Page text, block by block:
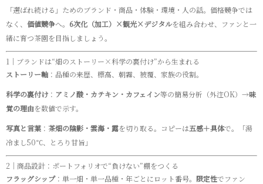
「選ばれ続ける」ためのブランド・商品・体験・環境・人の話。価格競争では
なく、 価値競争へ。 6次化（加工）×観光×デジタルを組み合わせ、ファンと一
緒に育つ茶園を目指しましょう。
1｜ブランドは“畑のストーリー×科学の裏付け”から生まれる
ストーリー軸 ：品種の来歴、標高、朝霧、被覆、家族の役割。
科学の裏付け ： アミノ酸・カテキン・カフェイン等の簡易分析（外注OK）→味
覚の理由を数値で示す。
写真と言葉 ： 茶畑の陰影・雲海・露を切り取る。コピーは五感＋具体で。「湯
冷まし50℃、とろり甘旨」
2｜商品設計：ポートフォリオで“負けない”棚をつくる
フラッグシップ：単一畑・単一品種・年ごとにロット番号。 限定性でファン